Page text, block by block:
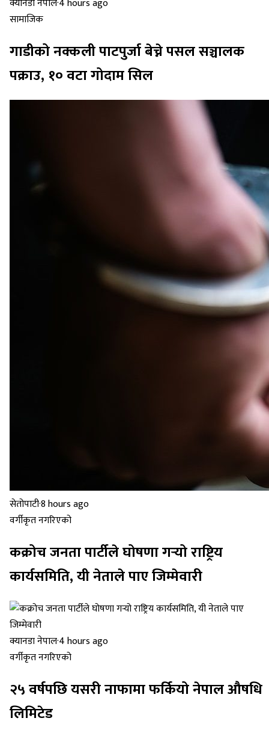
क्यानडा नेपाल·4 hours ago
सामाजिक
गाडीको नक्कली पाटपुर्जा बेच्ने पसल सञ्चालक
पक्राउ, १० वटा गोदाम सिल
सेतोपाटी·8 hours ago
वर्गीकृत नगरिएको
कक्रोच जनता पार्टीले घोषणा गर्‍यो राष्ट्रिय
कार्यसमिति, यी नेताले पाए जिम्मेवारी
क्यानडा नेपाल·4 hours ago
वर्गीकृत नगरिएको
२५ वर्षपछि यसरी नाफामा फर्कियो नेपाल औषधि
लिमिटेड